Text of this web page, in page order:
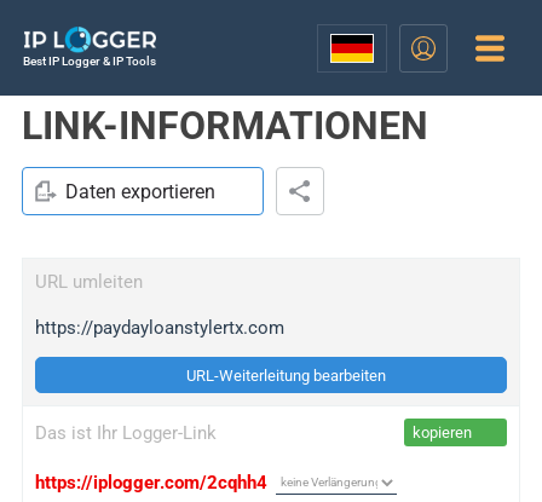
Best IP Logger & IP Tools
LINK-INFORMATIONEN
Daten exportieren
URL umleiten
https://paydayloanstylertx.com
URL-Weiterleitung bearbeiten
Das ist Ihr Logger-Link kopieren
https://iplogger.com/2cqhh4